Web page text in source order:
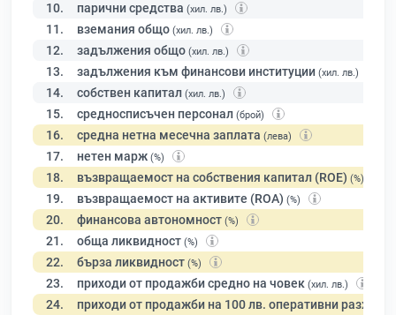
10. парични средства (хил. лв.)
11. вземания общо (хил. лв.)
12. задължения общо (хил. лв.)
13. задължения към финансови институции (хил. лв.)
14. собствен капитал (хил. лв.)
15. средносписъчен персонал (брой)
16. средна нетна месечна заплата (лева)
17. нетен марж (%)
18. възвращаемост на собствения капитал (ROE) (%)
19. възвращаемост на активите (ROA) (%)
20. финансова автономност (%)
21. обща ликвидност (%)
22. бърза ликвидност (%)
23. приходи от продажби средно на човек (хил. лв.)
24. приходи от продажби на 100 лв. оперативни разходи